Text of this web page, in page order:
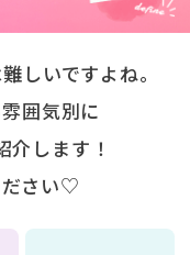
しいですよね。
囲気別に
介します！
ださい♡